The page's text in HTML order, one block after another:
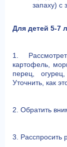
запаху) с
Для детей 5-7
1.
картофель,
перец,
Уточнить, как
2. Обратить
3. Расспросить